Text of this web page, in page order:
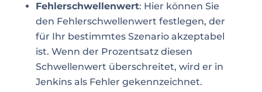
Fehlerschwellenwert: Hier können Sie
den Fehlerschwellenwert festlegen, der
für Ihr bestimmtes Szenario akzeptabel
ist. Wenn der Prozentsatz diesen
Schwellenwert überschreitet, wird er in
Jenkins als Fehler gekennzeichnet.